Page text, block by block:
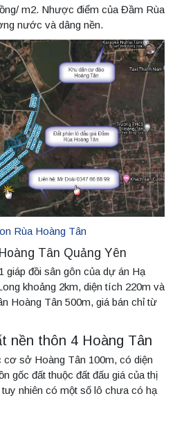
m2. Nhược điểm của Đầm Rùa
nước và dâng nền.
Rùa Hoàng Tân
Tân Quảng Yên
giáp đồi sân gôn của dự án Hạ
khoảng 2km, diện tích 220m và
Hoàng Tân 500m, giá bán chỉ từ
nền thôn 4 Hoàng Tân
sở Hoàng Tân 100m, có diện
gốc đất thuộc đất đấu giá của thị
nhiên có một số lô chưa có hạ